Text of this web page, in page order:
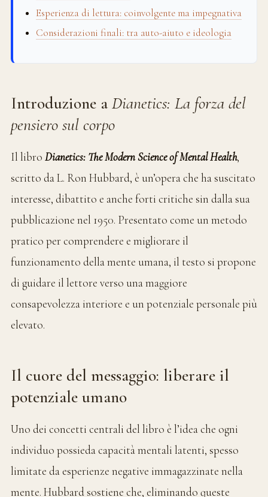
Esperienza di lettura: coinvolgente ma impegnativa
Considerazioni finali: tra auto-aiuto e ideologia
Introduzione aDianetics: La forza del
pensiero sul corpo
Il libro Dianetics: The Modern Science of Mental Health,
scritto da L. Ron Hubbard, è un’opera che ha suscitato
interesse, dibattito e anche forti critiche sin dalla sua
pubblicazione nel 1950. Presentato come un metodo
pratico per comprendere e migliorare il
funzionamento della mente umana, il testo si propone
di guidare il lettore verso una maggiore
consapevolezza interiore e un potenziale personale più
elevato.
Il cuore del messaggio: liberare il
potenziale umano
Uno dei concetti centrali del libro è l’idea che ogni
individuo possieda capacità mentali latenti, spesso
limitate da esperienze negative immagazzinate nella
mente. Hubbard sostiene che, eliminando queste